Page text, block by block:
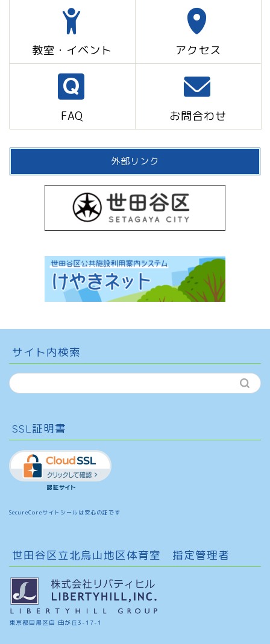
教室・イベント アクセス
FAQ お問合わせ
外部リンク
サイト内検索
SSL証明書
SecureCoreサイトシールは安心の証です
世田谷区立北烏山地区体育室 指定管理者
東京都目黒区自 由が丘3-17-1